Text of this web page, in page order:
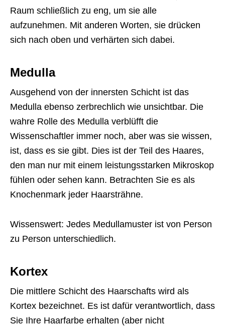
Raum schließlich zu eng, um sie alle
aufzunehmen. Mit anderen Worten, sie drücken
sich nach oben und verhärten sich dabei.
Medulla
Ausgehend von der innersten Schicht ist das
Medulla ebenso zerbrechlich wie unsichtbar. Die
wahre Rolle des Medulla verblüfft die
Wissenschaftler immer noch, aber was sie wissen,
ist, dass es sie gibt. Dies ist der Teil des Haares,
den man nur mit einem leistungsstarken Mikroskop
fühlen oder sehen kann. Betrachten Sie es als
Knochenmark jeder Haarsträhne.
Wissenswert: Jedes Medullamuster ist von Person
zu Person unterschiedlich.
Kortex
Die mittlere Schicht des Haarschafts wird als
Kortex bezeichnet. Es ist dafür verantwortlich, dass
Sie Ihre Haarfarbe erhalten (aber nicht